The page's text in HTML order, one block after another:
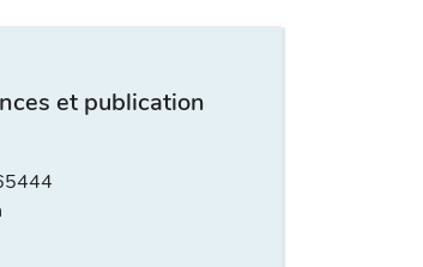
et publication